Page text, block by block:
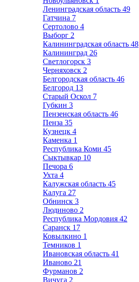
Ленинградская область 49
Гатчина 7
Сертолово 4
Выборг 2
Калининградская область 48
Калининград 26
Светлогорск 3
Черняховск 2
Белгородская область 46
Белгород 13
Старый Оскол 7
Губкин 3
Пензенская область 46
Пенза 35
Кузнецк 4
Каменка 1
Республика Коми 45
Сыктывкар 10
Печора 6
Ухта 4
Калужская область 45
Калуга 27
Обнинск 3
Людиново 2
Республика Мордовия 42
Саранск 17
Ковылкино 1
Темников 1
Ивановская область 41
Иваново 21
Фурманов 2
Вичуга 2